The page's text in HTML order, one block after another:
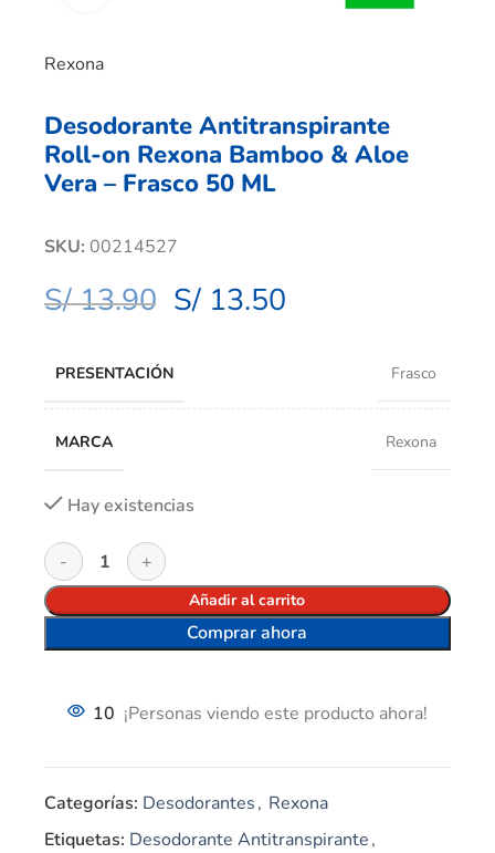
Rexona
Desodorante Antitranspirante
Roll-on Rexona Bamboo & Aloe
Vera – Frasco 50 ML
SKU: 00214527
S/13.90 S/ 13.50
PRESENTACIÓN Frasco
MARCA Rexona
Hay existencias
Añadir al carrito
Comprar ahora
10 ¡Personas viendo este producto ahora!
Categorías: Desodorantes, Rexona
Etiquetas: Desodorante Antitranspirante,